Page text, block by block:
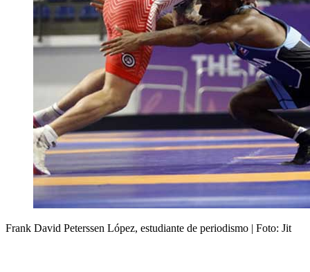
Frank David Peterssen López, estudiante de periodismo | Foto: Jit